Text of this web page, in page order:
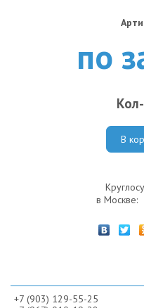
по
В
в Москве:
+7 (903) 129-55-25